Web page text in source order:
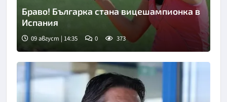
Снимка: БТА
Браво! Българка стана вицешампионка в
Испания
09 август | 14:35 0 373